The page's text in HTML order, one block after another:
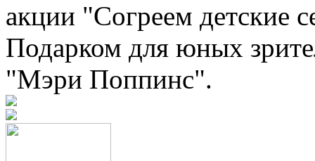
акции "Согреем детские
Подарком для юных
"Мэри Поппинс".